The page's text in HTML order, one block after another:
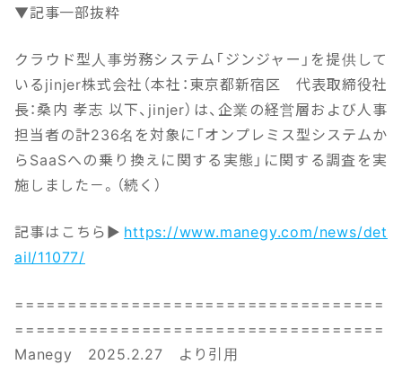
▼記事一部抜粋
クラウド型人事労務システム「ジンジャー」を提供して
いるjinjer株式会社（本社：東京都新宿区 代表取締役社
長：桑内 孝志 以下、jinjer）は、企業の経営層および人事
担当者の計236名を対象に「オンプレミス型システムか
らSaaSへの乗り換えに関する実態」に関する調査を実
施しました－。（続く）
記事はこちら▶ https://www.manegy.com/news/det
ail/11077/
===================================
===================================
Manegy 2025.2.27 より引用